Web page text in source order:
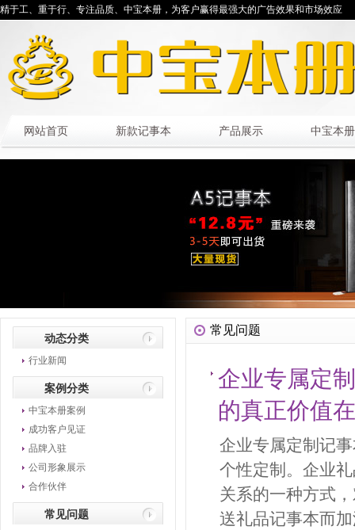
精于工、重于行、专注品质、中宝本册，为客户赢得最强大的广告效果和市场效应
网站首页 新款记事本 产品展示 中宝本
动态分类
行业新闻
案例分类
中宝本册案例
成功客户见证
品牌入驻
公司形象展示
合作伙伴
常见问题
常见问题
企业专属定
的真正价值
企业专属定制记
个性定制。企业
关系的一种方式
送礼品记事本而